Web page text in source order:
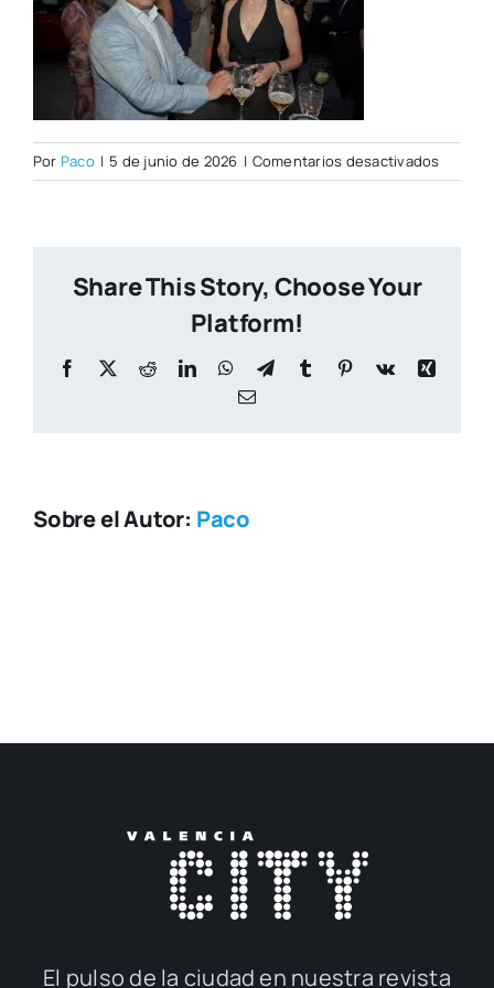
Por Paco | 5 de junio de 2026 | Comentarios desactivadosen
Share This Story, Choose Your
Platform!
Facebook
X RedditLinkedInWhatsApp
TelegramTumblr Pinterest
Vk
Xing
Correo
Sobre el Autor: Paco
El pul­so de la ciu­dad en nues­tra revis­ta